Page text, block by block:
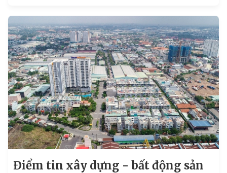
Điểm tin xây dựng - bất động sản